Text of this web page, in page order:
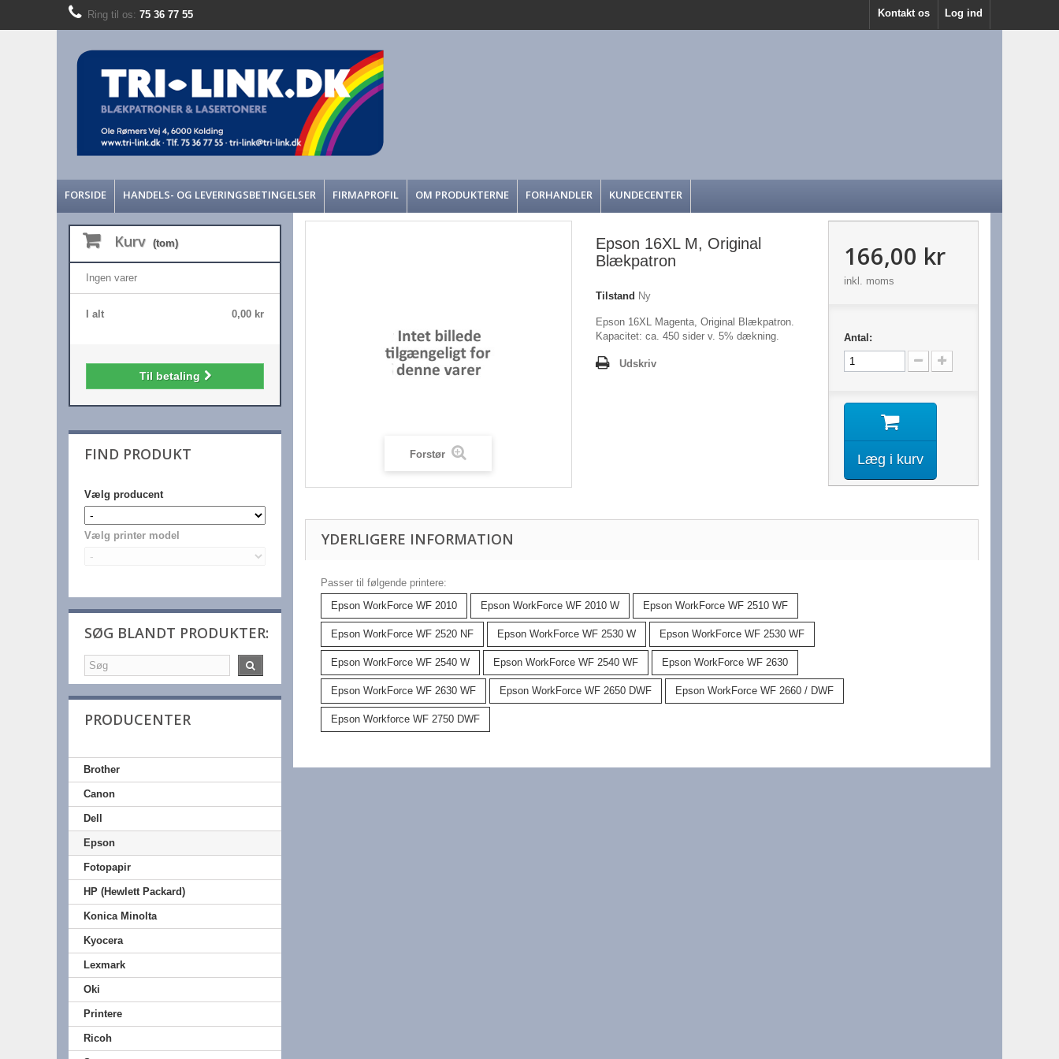
Log ind
Kontakt os
Ring til os: 75 36 77 55
FORSIDE HANDELS- OG LEVERINGSBETINGELSER FIRMAPROFIL OM PRODUKTERNE FORHANDLER KUNDECENTER
Kurv (tom)
Ingen varer
0,00 kr
I alt
Til betaling
FIND PRODUKT
Vælg producent
Vælg printer model
SØG BLANDT PRODUKTER:
PRODUCENTER
Brother
Canon
Dell
Epson
Fotopapir
HP (Hewlett Packard)
Konica Minolta
Kyocera
Lexmark
Oki
Printere
Ricoh
Forstør
Epson 16XL M, Original
Blækpatron
Tilstand Ny
Epson 16XL Magenta, Original Blækpatron.
Kapacitet: ca. 450 sider v. 5% dækning.
Udskriv
166,00 kr
inkl. moms
Antal:
Læg i kurv
YDERLIGERE INFORMATION
Passer til følgende printere:
Epson WorkForce WF 2010
Epson WorkForce WF 2010 W Epson WorkForce WF 2510 WF
Epson WorkForce WF 2520 NF Epson WorkForce WF 2530 W Epson WorkForce WF 2530 WF
Epson WorkForce WF 2540 W Epson WorkForce WF 2540 WF Epson WorkForce WF 2630
Epson WorkForce WF 2630 WF Epson WorkForce WF 2650 DWF Epson WorkForce WF 2660 / DWF
Epson Workforce WF 2750 DWF